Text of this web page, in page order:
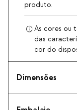
produto.
As cores ou
das
cor do
Dimensões